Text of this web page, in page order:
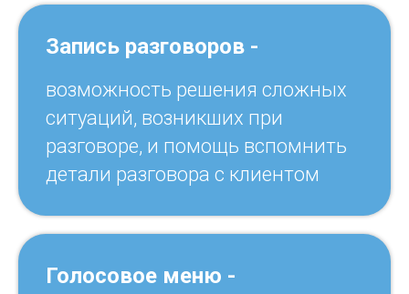
Запись разговоров -
возможность решения сложных
ситуаций, возникших при
разговоре, и помощь вспомнить
детали разговора с клиентом
Голосовое меню -